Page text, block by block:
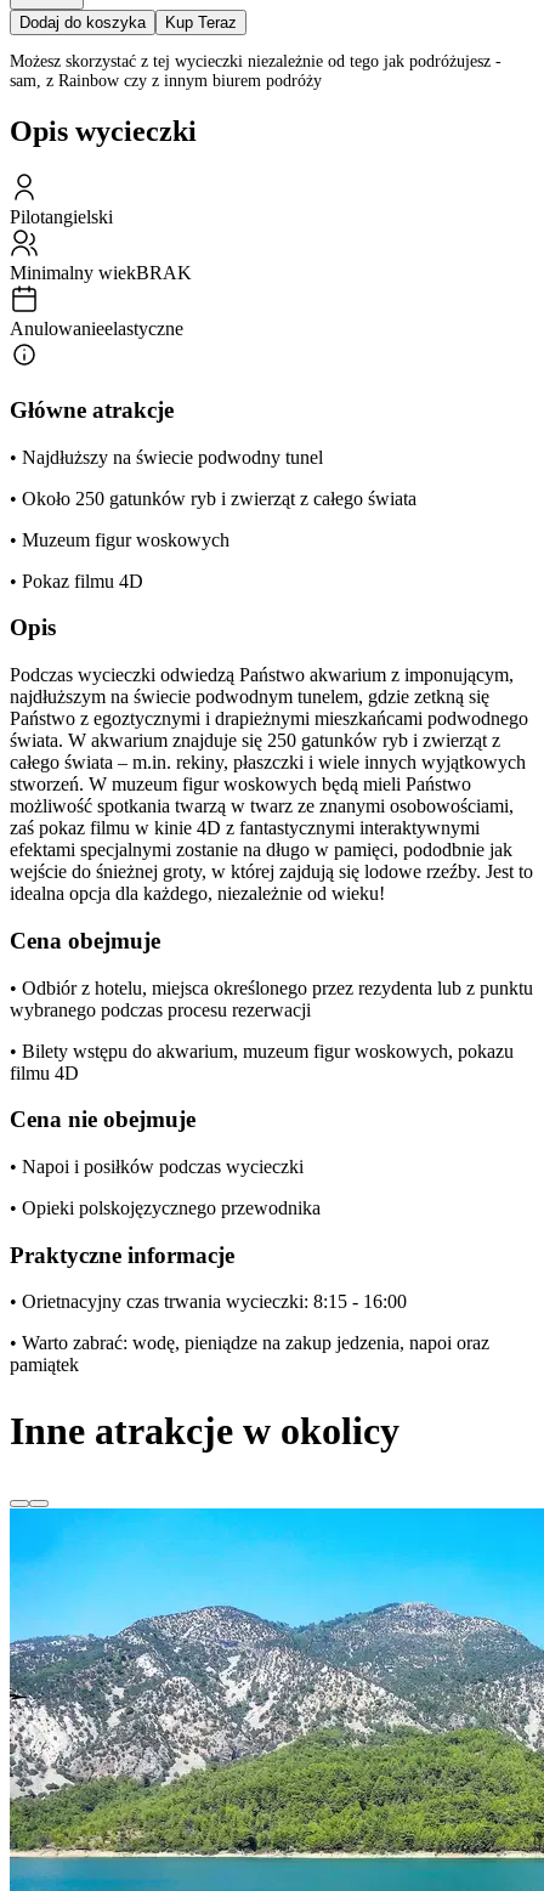
Dodaj do koszyka Kup Teraz
Możesz skorzystać z tej wycieczki niezależnie od tego jak podróżujesz -
sam, z Rainbow czy z innym biurem podróży
Opis wycieczki
Pilotangielski
Minimalny wiekBRAK
Anulowanieelastyczne
Główne atrakcje
• Najdłuższy na świecie podwodny tunel
• Około 250 gatunków ryb i zwierząt z całego świata
• Muzeum figur woskowych
• Pokaz filmu 4D
Opis
Podczas wycieczki odwiedzą Państwo akwarium z imponującym,
najdłuższym na świecie podwodnym tunelem, gdzie zetkną się
Państwo z egoztycznymi i drapieżnymi mieszkańcami podwodnego
świata. W akwarium znajduje się 250 gatunków ryb i zwierząt z
całego świata – m.in. rekiny, płaszczki i wiele innych wyjątkowych
stworzeń. W muzeum figur woskowych będą mieli Państwo
możliwość spotkania twarzą w twarz ze znanymi osobowościami,
zaś pokaz filmu w kinie 4D z fantastycznymi interaktywnymi
efektami specjalnymi zostanie na długo w pamięci, pododbnie jak
wejście do śnieżnej groty, w której zajdują się lodowe rzeźby. Jest to
idealna opcja dla każdego, niezależnie od wieku!
Cena obejmuje
• Odbiór z hotelu, miejsca określonego przez rezydenta lub z punktu
wybranego podczas procesu rezerwacji
• Bilety wstępu do akwarium, muzeum figur woskowych, pokazu
filmu 4D
Cena nie obejmuje
• Napoi i posiłków podczas wycieczki
• Opieki polskojęzycznego przewodnika
Praktyczne informacje
• Orietnacyjny czas trwania wycieczki: 8:15 - 16:00
• Warto zabrać: wodę, pieniądze na zakup jedzenia, napoi oraz
pamiątek
Inne atrakcje w okolicy